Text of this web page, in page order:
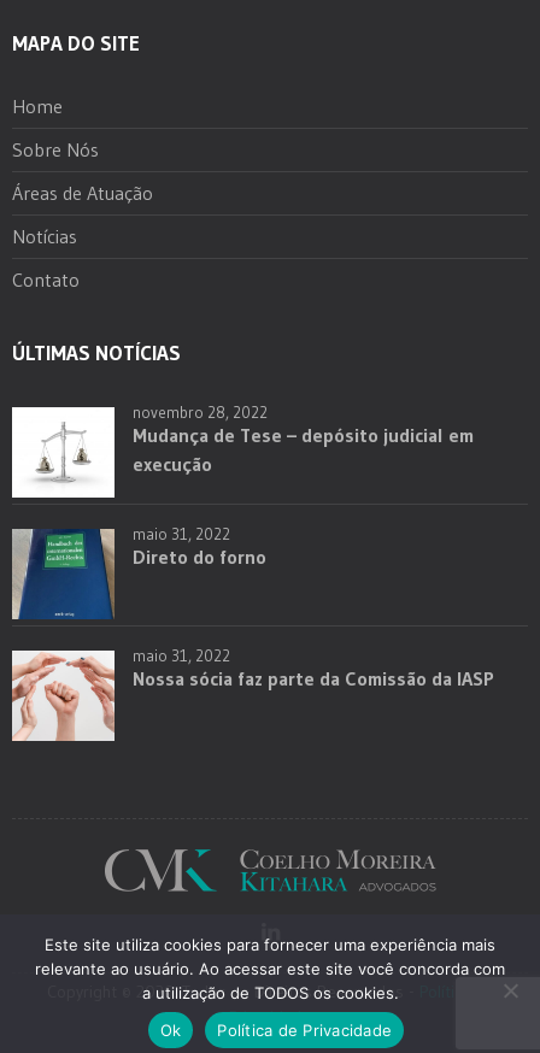
MAPA DO SITE
Home
Sobre Nós
Áreas de Atuação
Notícias
Contato
ÚLTIMAS NOTÍCIAS
novembro 28, 2022
Mudança de Tese – depósito judicial em
execução
maio 31, 2022
Direto do forno
maio 31, 2022
Nossa sócia faz parte da Comissão da IASP
Copyright © 2026. Todos os Direitos Reservados -
Privacidade
Este site utiliza cookies para fornecer uma experiência mais
relevante ao usuário. Ao acessar este site você concorda com
a utilização de TODOS os cookies.
Ok
Política de Privacidade